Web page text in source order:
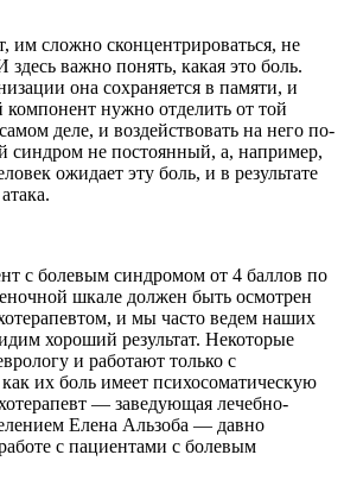
им сложно сконцентрироваться, не
здесь важно понять, какая это боль.
она сохраняется в памяти, и
компонент нужно отделить от той
деле, и воздействовать на него по-
синдром не постоянный, а, например,
ожидает эту боль, и в результате
с болевым синдромом от 4 баллов по
шкале должен быть осмотрен
и мы часто ведем наших
хороший результат. Некоторые
и работают только с
их боль имеет психосоматическую
— заведующая лечебно-
Елена Альзоба — давно
с пациентами с болевым